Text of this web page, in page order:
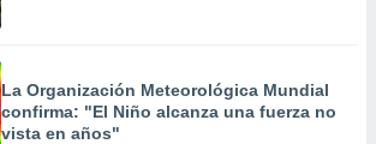
La Organización Meteorológica Mundial
confirma: "El Niño alcanza una fuerza no
vista en años"